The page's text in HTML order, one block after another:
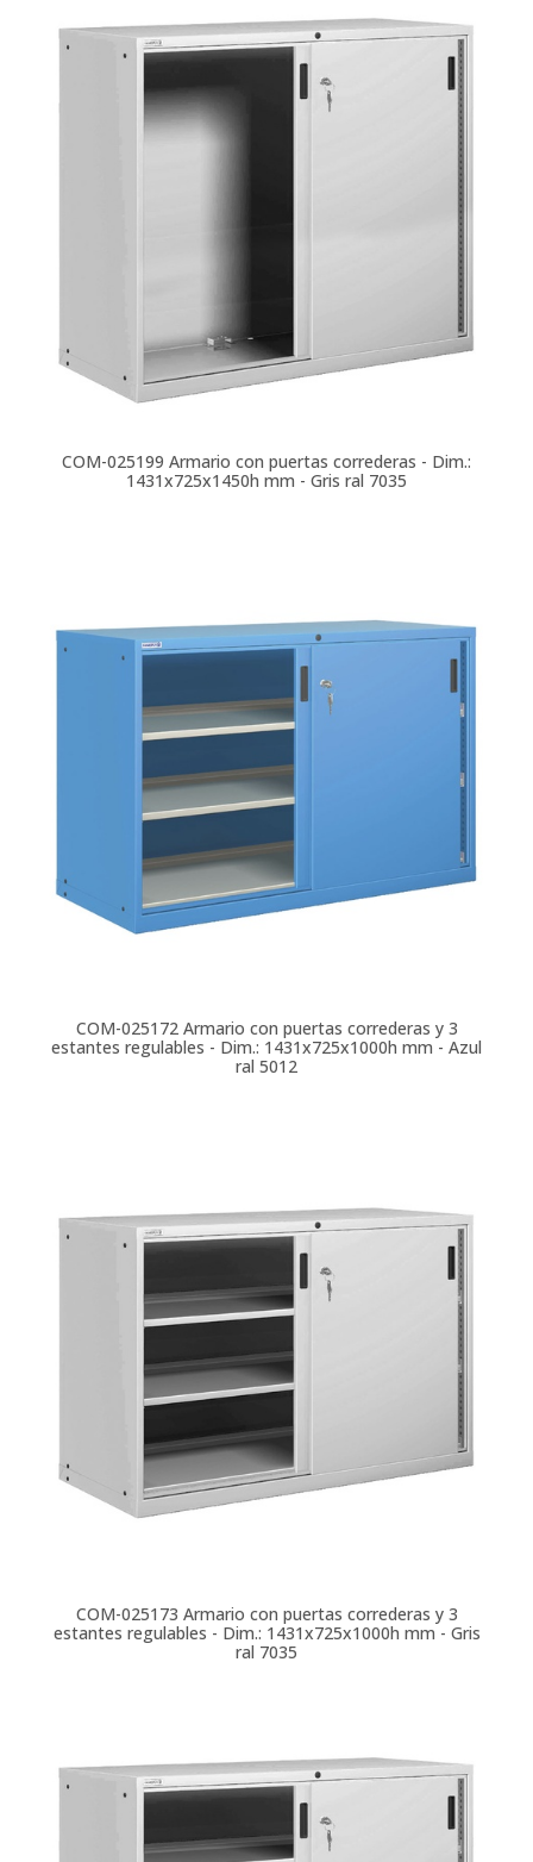
COM-025199 Armario con puertas correderas - Dim.:
1431x725x1450h mm - Gris ral 7035
COM-025172 Armario con puertas correderas y 3
estantes regulables - Dim.: 1431x725x1000h mm - Azul
ral 5012
COM-025173 Armario con puertas correderas y 3
estantes regulables - Dim.: 1431x725x1000h mm - Gris
ral 7035